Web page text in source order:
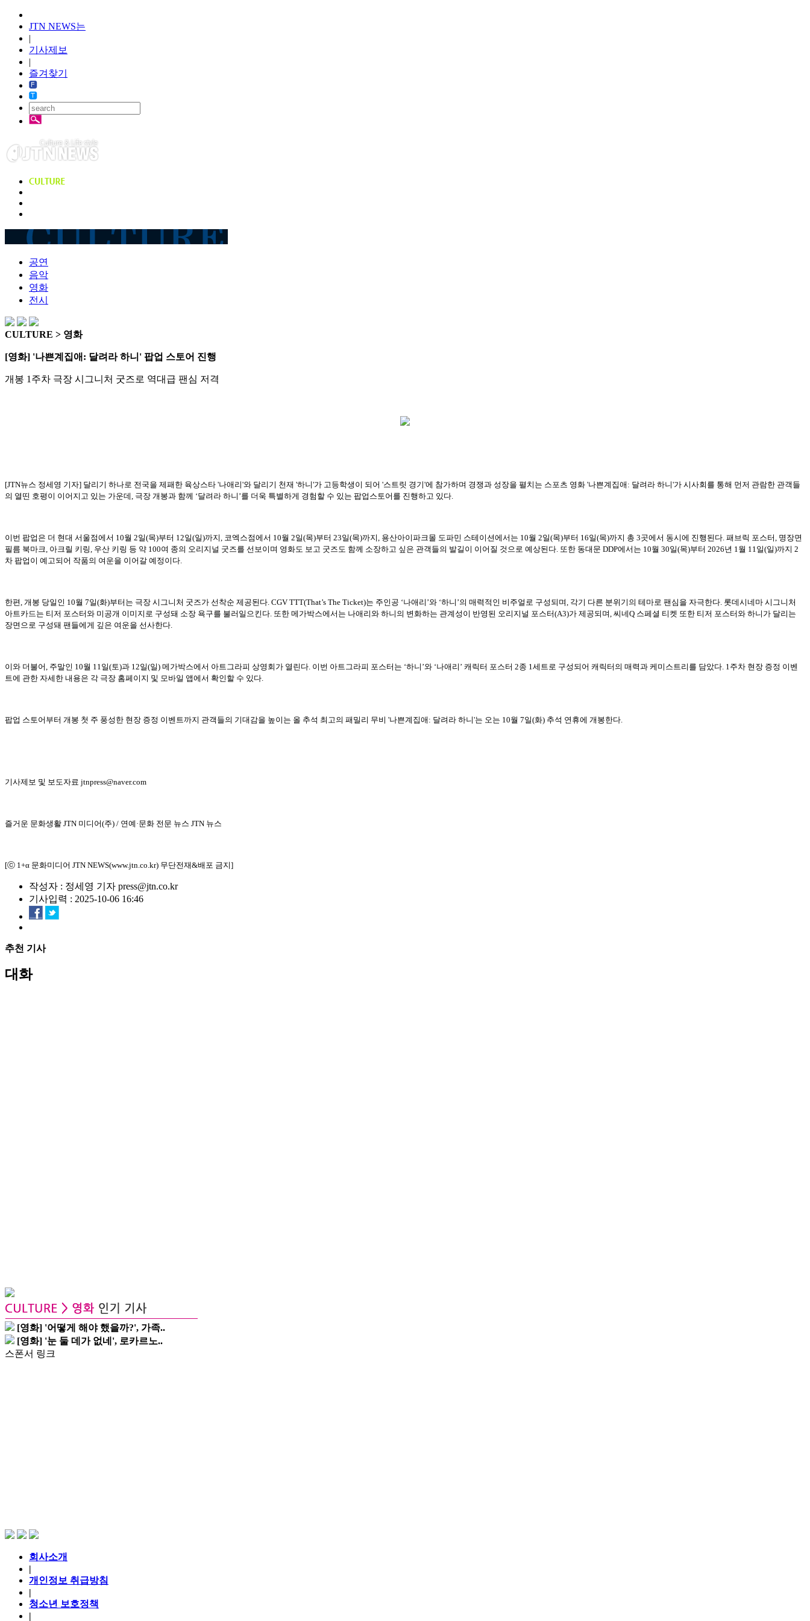
JTN NEWS는
|
기사제보
|
즐겨찾기
공연
음악
영화
전시
CULTURE > 영화
[영화] '나쁜계집애: 달려라 하니' 팝업 스토어 진행
개봉 1주차 극장 시그니처 굿즈로 역대급 팬심 저격
[JTN뉴스 정세영 기자] 달리기 하나로 전국을 제패한 육상스타 '나애리'와 달리기 천재 '하니'가 고등학생이 되어 '스트릿 경기'에 참가하며 경쟁과 성장을 펼치는 스포츠 영화 '나쁜계집애: 달려라 하니'가 시사회를 통해 먼저 관람한 관객들
의 열띤 호평이 이어지고 있는 가운데, 극장 개봉과 함께 ‘달려라 하니’를 더욱 특별하게 경험할 수 있는 팝업스토어를 진행하고 있다.
이번 팝업은 더 현대 서울점에서 10월 2일(목)부터 12일(일)까지, 코엑스점에서 10월 2일(목)부터 23일(목)까지, 용산아이파크몰 도파민 스테이션에서는 10월 2일(목)부터 16일(목)까지 총 3곳에서 동시에 진행된다. 패브릭 포스터, 명장면
필름 북마크, 아크릴 키링, 우산 키링 등 약 100여 종의 오리지널 굿즈를 선보이며 영화도 보고 굿즈도 함께 소장하고 싶은 관객들의 발길이 이어질 것으로 예상된다. 또한 동대문 DDP에서는 10월 30일(목)부터 2026년 1월 11일(일)까지 2
차 팝업이 예고되어 작품의 여운을 이어갈 예정이다.
한편, 개봉 당일인 10월 7일(화)부터는 극장 시그니처 굿즈가 선착순 제공된다. CGV TTT(That’s The Ticket)는 주인공 ‘나애리’와 ‘하니’의 매력적인 비주얼로 구성되며, 각기 다른 분위기의 테마로 팬심을 자극한다. 롯데시네마 시그니처
아트카드는 티저 포스터와 미공개 이미지로 구성돼 소장 욕구를 불러일으킨다. 또한 메가박스에서는 나애리와 하니의 변화하는 관계성이 반영된 오리지널 포스터(A3)가 제공되며, 씨네Q 스페셜 티켓 또한 티저 포스터와 하니가 달리는
장면으로 구성돼 팬들에게 깊은 여운을 선사한다.
이와 더불어, 주말인 10월 11일(토)과 12일(일) 메가박스에서 아트그라피 상영회가 열린다. 이번 아트그라피 포스터는 ‘하니’와 ‘나애리’ 캐릭터 포스터 2종 1세트로 구성되어 캐릭터의 매력과 케미스트리를 담았다. 1주차 현장 증정 이벤
트에 관한 자세한 내용은 각 극장 홈페이지 및 모바일 앱에서 확인할 수 있다.
팝업 스토어부터 개봉 첫 주 풍성한 현장 증정 이벤트까지 관객들의 기대감을 높이는 올 추석 최고의 패밀리 무비 '나쁜계집애: 달려라 하니'는 오는 10월 7일(화) 추석 연휴에 개봉한다.
기사제보 및 보도자료 jtnpress@naver.com
즐거운 문화생활 JTN 미디어(주) / 연예·문화 전문 뉴스 JTN 뉴스
[ⓒ 1+α 문화미디어 JTN NEWS(www.jtn.co.kr) 무단전재&배포 금지]
작성자 : 정세영 기자 press@jtn.co.kr
기사입력 : 2025-10-06 16:46
추천 기사
대화
[영화] '어떻게 해야 했을까?', 가족..
[영화] '눈 둘 데가 없네', 로카르노..
스폰서 링크
회사소개
|
개인정보 취급방침
|
청소년 보호정책
|